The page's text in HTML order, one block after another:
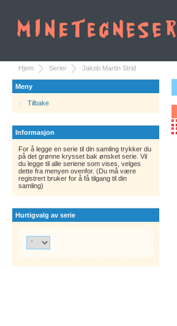
Hjem Serier Jakob Martin Strid
Meny
Tilbake
Informasjon
For å legge en serie til din samling trykker du
på det grønne krysset bak ønsket serie. Vil
du legge til alle seriene som vises, velges
dette fra menyen ovenfor. (Du må være
registrert bruker for å få tilgang til din
samling)
Hurtigvalg av serie